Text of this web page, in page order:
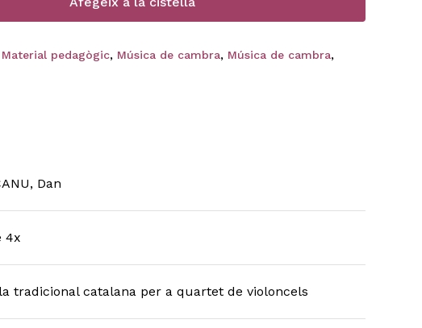
Material pedagògic, Música de cambra, Música de cambra,
Dan
4x
tradicional catalana per a quartet de violoncels